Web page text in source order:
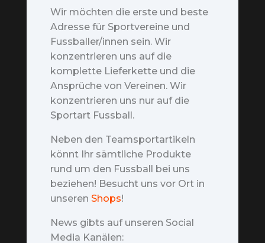
Wir möchten die erste und beste
Adresse für Sportvereine und
Fussballer/innen sein. Wir
konzentrieren uns auf die
komplette Lieferkette und die
Ansprüche von Vereinen. Wir
konzentrieren uns nur auf die
Sportart Fussball.
Neben den Teamsportartikeln
könnt Ihr sämtliche Produkte
rund um den Fussball bei uns
beziehen! Besucht uns vor Ort in
unseren Shops!
News gibts auf unseren Social
Media Kanälen: